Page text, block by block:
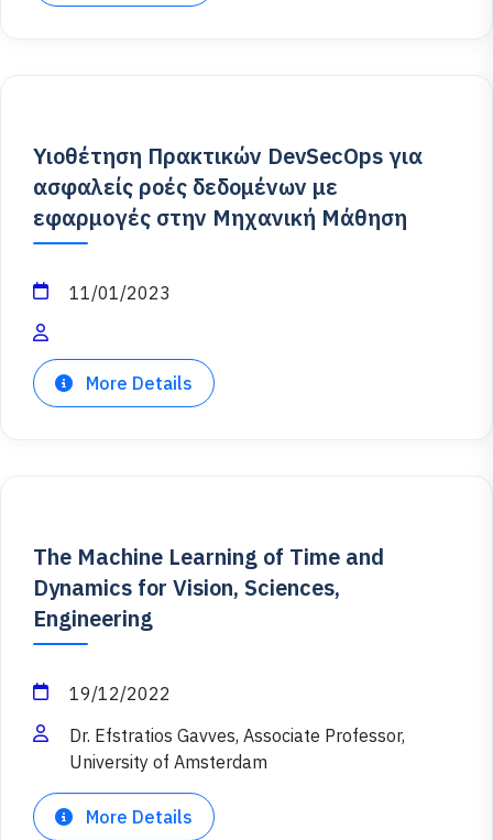
Υιοθέτηση Πρακτικών DevSecOps για
ασφαλείς ροές δεδομένων με
εφαρμογές στην Μηχανική Μάθηση
11/01/2023
More Details
The Machine Learning of Time and
Dynamics for Vision, Sciences,
Engineering
19/12/2022
Dr. Efstratios Gavves, Associate Professor,
University of Amsterdam
More Details